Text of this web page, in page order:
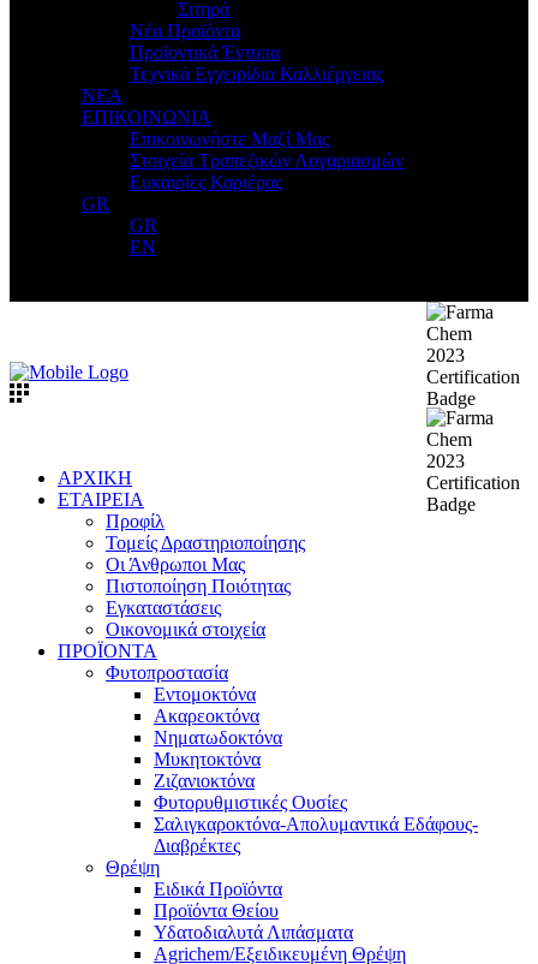
Σιτηρά
Νέα Προϊόντα
Προϊοντικά Έντυπα
Τεχνικά Εγχειρίδια Καλλιέργειας
ΝΕΑ
ΕΠΙΚΟΙΝΩΝΙΑ
Επικοινωνήστε Μαζί Μας
Στοιχεία Τραπεζικών Λογαριασμών
Ευκαιρίες Καριέρας
GR
GR
EN
ΑΡΧΙΚΗ
ΕΤΑΙΡΕΙΑ
Προφίλ
Τομείς Δραστηριοποίησης
Οι Άνθρωποι Μας
Πιστοποίηση Ποιότητας
Εγκαταστάσεις
Οικονομικά στοιχεία
ΠΡΟΪΟΝΤΑ
Φυτοπροστασία
Εντομοκτόνα
Ακαρεοκτόνα
Νηματωδοκτόνα
Μυκητοκτόνα
Ζιζανιοκτόνα
Φυτορυθμιστικές Ουσίες
Σαλιγκαροκτόνα-Απολυμαντικά Εδάφους-
Διαβρέκτες
Θρέψη
Ειδικά Προϊόντα
Προϊόντα Θείου
Υδατοδιαλυτά Λιπάσματα
Agrichem/Εξειδικευμένη Θρέψη